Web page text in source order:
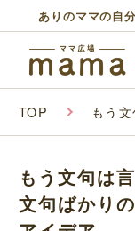
ありのママの自
TOP もう
もう文句は
文句ばかり